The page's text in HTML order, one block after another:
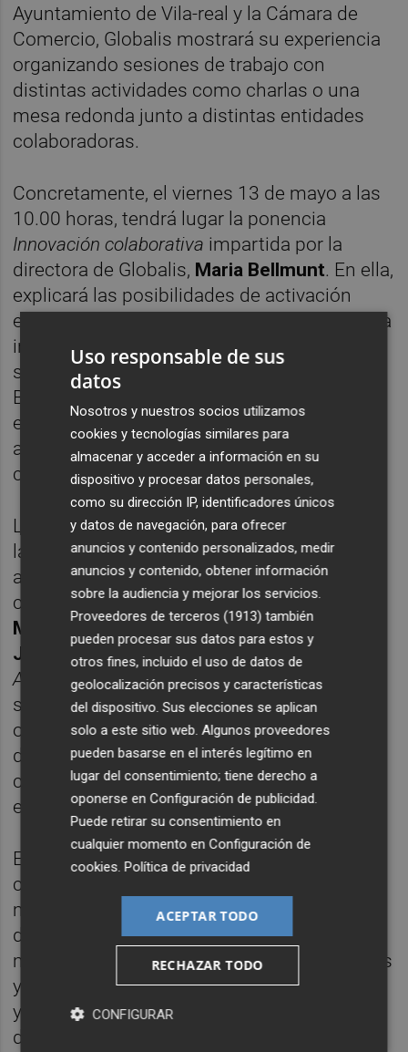
Ayuntamiento de Vila-real y la Cámara de
Comercio, Globalis mostrará su experiencia
organizando sesiones de trabajo con
distintas actividades como charlas o una
mesa redonda junto a distintas entidades
colaboradoras.
Concretamente, el viernes 13 de mayo a las
10.00 horas, tendrá lugar la ponencia
Innovación colaborativa impartida por la
directora de Globalis, Maria Bellmunt. En ella,
explicará las posibilidades de activación
económica basada en la colaboración y en la
innovación. Ese mismo día, a la 13:15 horas,
se realizará una mesa redonda donde Maria
Bellmunt, junto a representantes de otras
entidades, tratarán el networking, como una
actividad más allá de lo meramente
comercial.
La feria se inaugura el jueves 12 de mayo a
las 10.00 horas con la presencia de las
autoridades y organismos colaboradores
como la alcaldesa de Benicarló,Xaro
Miralles, o la directora general del IVACE,
Julia Company , entre otros. En las jornadas
Actibense debatirá sobre la industria, los
servicios y la logística, las nuevas
oportunidades de crecimiento, el aumento
de ventas, el networking empresarial y la
colaboración institucional y el
emprendimiento, entre otros temas.
En Actiben Benicarló, que impulsa Acciónate
con
más de 20 entidades, las cuales realizan
distintas actividades como ponencias,
mesas redondas, actividades personalizadas
y reuniones colectivas, zonas de entrevistas
y networking y una zona café, una zona de
descanso propicia para contactos y
Uso responsable de sus
datos
Nosotros y nuestros socios utilizamos
cookies y tecnologías similares para
almacenar y acceder a información en su
dispositivo y procesar datos personales,
como su dirección IP, identificadores únicos
y datos de navegación, para ofrecer
anuncios y contenido personalizados, medir
anuncios y contenido, obtener información
sobre la audiencia y mejorar los servicios.
Proveedores de terceros (1913) también
pueden procesar sus datos para estos y
otros fines, incluido el uso de datos de
geolocalización precisos y características
del dispositivo. Sus elecciones se aplican
solo a este sitio web. Algunos proveedores
pueden basarse en el interés legítimo en
lugar del consentimiento; tiene derecho a
oponerse enConfiguración de publicidad
Puede retirar su consentimiento en
cualquier momento enConfiguración de
cookies .Política de privacidad
ACEPTAR TODO
RECHAZAR TODO
CONFIGURAR